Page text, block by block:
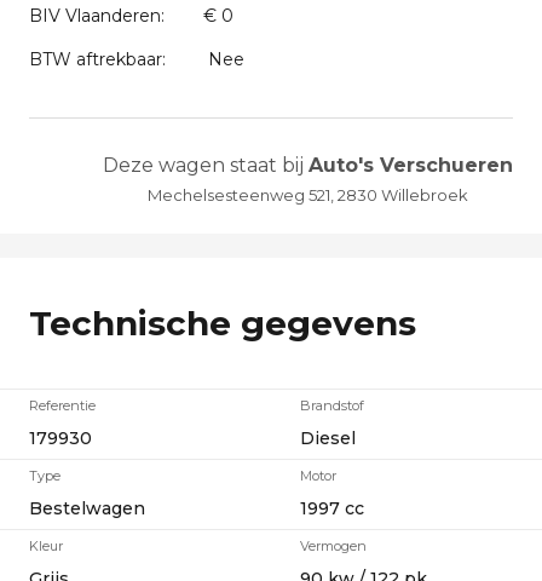
BIV Vlaanderen:
€ 0
BTW aftrekbaar:
Nee
Deze wagen staat bij Auto's Verschueren
Mechelsesteenweg 521, 2830 Willebroek
Technische gegevens
Referentie
179930
Type
Bestelwagen
Kleur
Brandstof
Diesel
Motor
1997 cc
Vermogen